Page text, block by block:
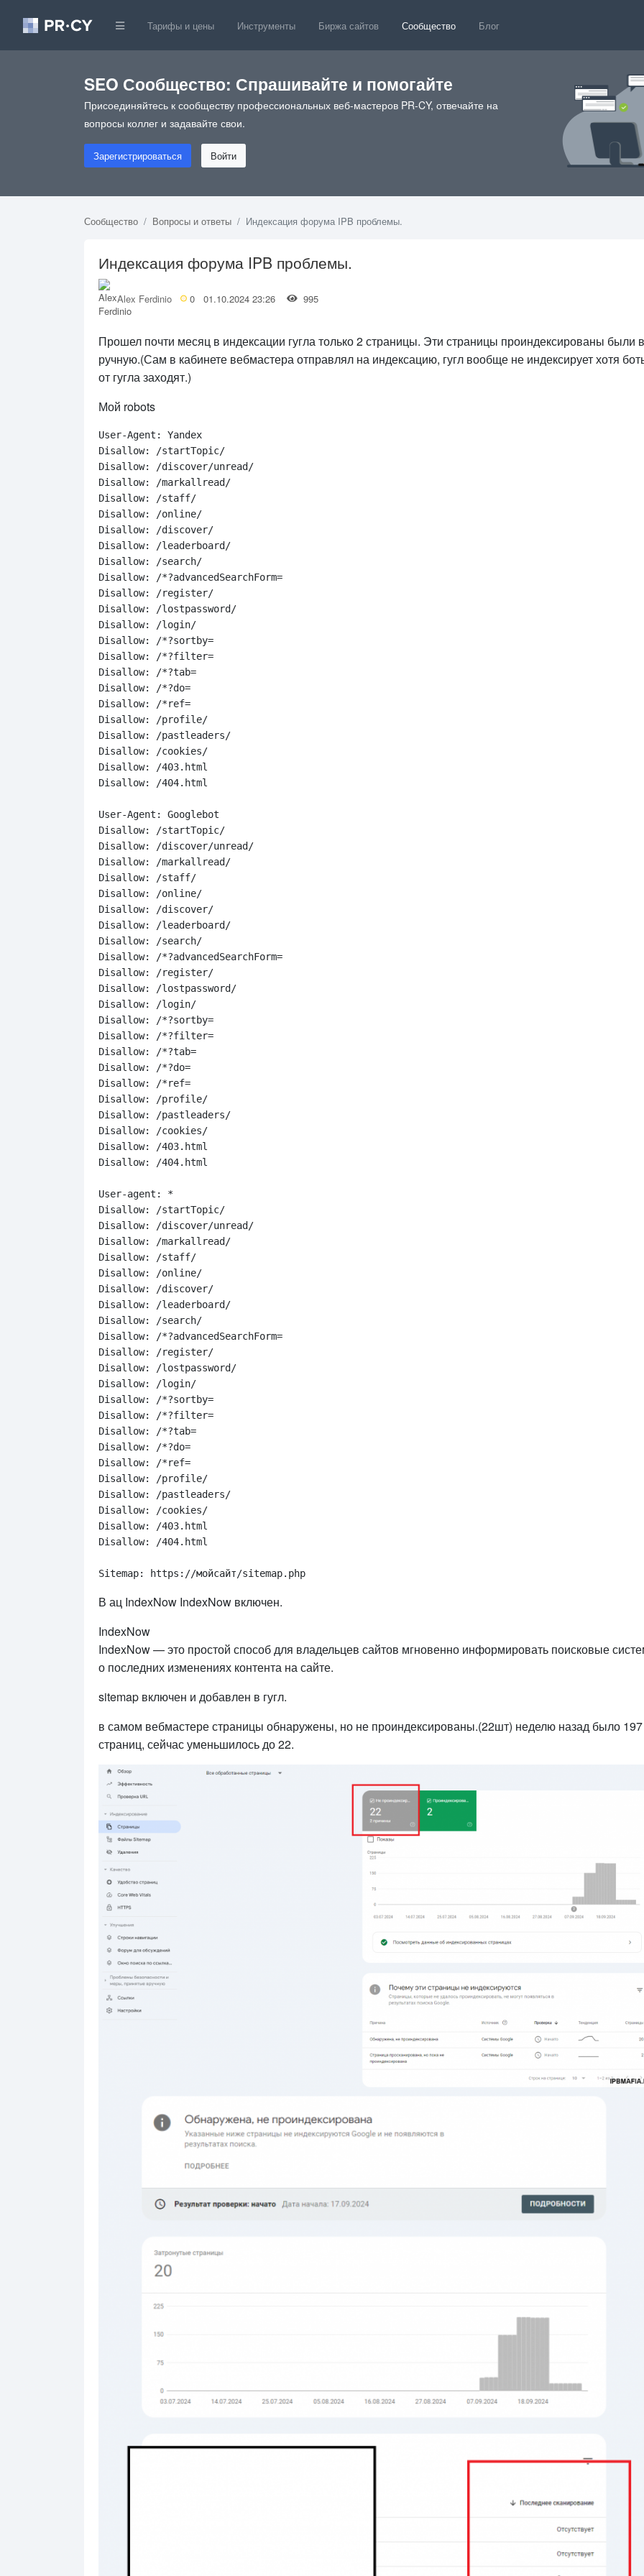
Тарифы и цены Инструменты Биржа сайтов Сообщество Блог
SEO Сообщество: Спрашивайте и помогайте
Присоединяйтесь к сообществу профессиональных веб-мастеров PR-CY, отвечайте на
вопросы коллег и задавайте свои.
Зарегистрироваться Войти
Сообщество Вопросы и ответы Индексация форума IPB проблемы.
Индексация форума IPB проблемы.
Alex Ferdinio 0 01.10.2024 23:26 995
Прошел почти месяц в индексации гугла только 2 страницы. Эти страницы проиндексированы были в
ручную.(Сам в кабинете вебмастера отправлял на индексацию, гугл вообще не индексирует хотя
от гугла заходят.)
Мой robots
User-Agent: Yandex
Disallow: /startTopic/
Disallow: /discover/unread/
Disallow: /markallread/
Disallow: /staff/
Disallow: /online/
Disallow: /discover/
Disallow: /leaderboard/
Disallow: /search/
Disallow: /*?advancedSearchForm=
Disallow: /register/
Disallow: /lostpassword/
Disallow: /login/
Disallow: /*?sortby=
Disallow: /*?filter=
Disallow: /*?tab=
Disallow: /*?do=
Disallow: /*ref=
Disallow: /profile/
Disallow: /pastleaders/
Disallow: /cookies/
Disallow: /403.html
Disallow: /404.html
User-Agent: Googlebot
Disallow: /startTopic/
Disallow: /discover/unread/
Disallow: /markallread/
Disallow: /staff/
Disallow: /online/
Disallow: /discover/
Disallow: /leaderboard/
Disallow: /search/
Disallow: /*?advancedSearchForm=
Disallow: /register/
Disallow: /lostpassword/
Disallow: /login/
Disallow: /*?sortby=
Disallow: /*?filter=
Disallow: /*?tab=
Disallow: /*?do=
Disallow: /*ref=
Disallow: /profile/
Disallow: /pastleaders/
Disallow: /cookies/
Disallow: /403.html
Disallow: /404.html
User-agent: *
Disallow: /startTopic/
Disallow: /discover/unread/
Disallow: /markallread/
Disallow: /staff/
Disallow: /online/
Disallow: /discover/
Disallow: /leaderboard/
Disallow: /search/
Disallow: /*?advancedSearchForm=
Disallow: /register/
Disallow: /lostpassword/
Disallow: /login/
Disallow: /*?sortby=
Disallow: /*?filter=
Disallow: /*?tab=
Disallow: /*?do=
Disallow: /*ref=
Disallow: /profile/
Disallow: /pastleaders/
Disallow: /cookies/
Disallow: /403.html
Disallow: /404.html
В ац IndexNow IndexNow включен.
IndexNow
IndexNow — это простой способ для владельцев сайтов мгновенно информировать поисковые
о последних изменениях контента на сайте.
sitemap включен и добавлен в гугл.
в самом вебмастере страницы обнаружены, но не проиндексированы.(22шт) неделю назад было 197
страниц, сейчас уменьшилось до 22.